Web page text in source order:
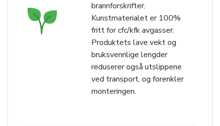
brannforskrifter.
Kunstmaterialet er 100%
fritt for cfc/kfk avgasser.
Produktets lave vekt og
bruksvennlige lengder
reduserer også utslippene
ved transport, og forenkler
monteringen.